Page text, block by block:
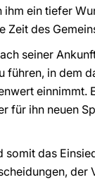
ein tiefer
Zeit des
seiner
führen, in dem
einnimmt.
für ihn neuen
das
der